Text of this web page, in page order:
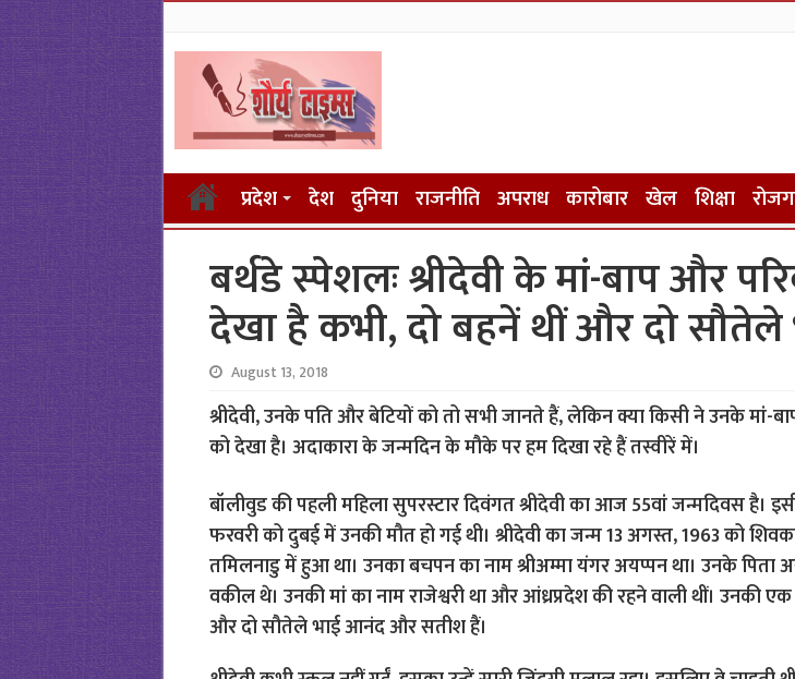
प्रदेश देश दुनिया राजनीति अपराध कारोबार खेल शिक्षा
बर्थडे स्पेशलः श्रीदेवी के मां-बाप और
देखा है कभी, दो बहनें थीं और दो सौतेले
August 13, 2018
श्रीदेवी, उनके पति और बेटियों को तो सभी जानते हैं, लेकिन क्या किसी ने उनके मां-
को देखा है। अदाकारा के जन्मदिन के मौके पर हम दिखा रहे हैं तस्वीरें में।
बॉलीवुड की पहली महिला सुपरस्टार दिवंगत श्रीदेवी का आज 55वां जन्मदिवस है।
फरवरी को दुबई में उनकी मौत हो गई थी। श्रीदेवी का जन्म 13 अगस्त, 1963 को
तमिलनाडु में हुआ था। उनका बचपन का नाम श्रीअम्मा यंगर अयप्पन था। उनके पिता
वकील थे। उनकी मां का नाम राजेश्वरी था और आंध्रप्रदेश की रहने वाली थीं। उनकी एक
और दो सौतेले भाई आनंद और सतीश हैं।